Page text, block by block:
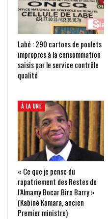
Labé : 290 cartons de poulets
impropres à la consommation
saisis par le service contrôle
qualité
À LA UNE
« Ce que je pense du
rapatriement des Restes de
l’Almamy Bocar Biro Barry »
(Kabiné Komara, ancien
Premier ministre)